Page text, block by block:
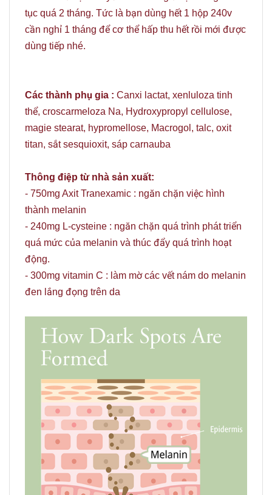
tục quá 2 tháng. Tức là bạn dùng hết 1 hộp 240v
cần nghỉ 1 tháng để cơ thể hấp thu hết rồi mới được
dùng tiếp nhé.
Các thành phụ gia : Canxi lactat, xenluloza tinh
thể, croscarmeloza Na, Hydroxypropyl cellulose,
magie stearat, hypromellose, Macrogol, talc, oxit
titan, sắt sesquioxit, sáp carnauba
Thông điệp từ nhà sản xuất:
- 750mg Axit Tranexamic : ngăn chặn việc hình
thành melanin
- 240mg L-cysteine : ngăn chặn quá trình phát triển
quá mức của melanin và thúc đẩy quá trình hoạt
động.
- 300mg vitamin C : làm mờ các vết nám do melanin
đen lắng đọng trên da